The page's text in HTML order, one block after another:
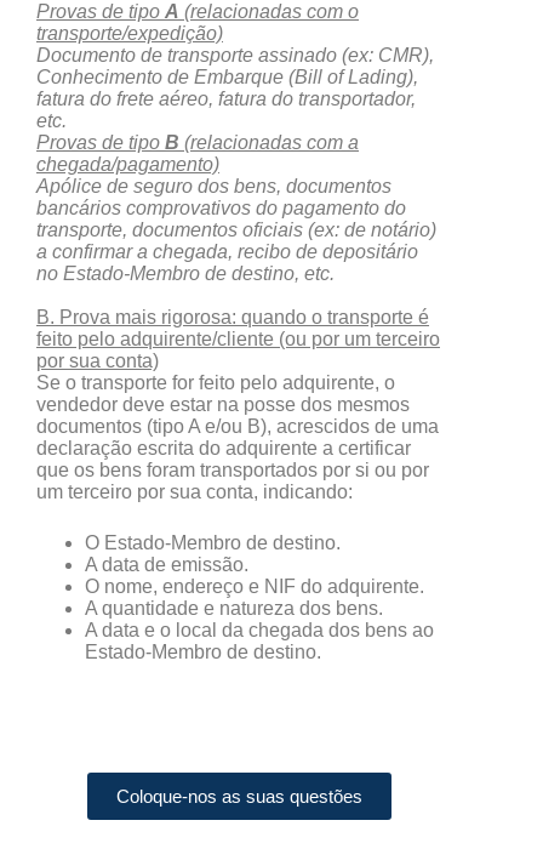
Provas de tipo A (relacionadas com o
transporte/expedição)
Documento de transporte assinado (ex: CMR),
Conhecimento de Embarque (Bill of Lading),
fatura do frete aéreo, fatura do transportador,
etc.
Provas de tipo B (relacionadas com a
chegada/pagamento)
Apólice de seguro dos bens, documentos
bancários comprovativos do pagamento do
transporte, documentos oficiais (ex: de notário)
a confirmar a chegada, recibo de depositário
no Estado-Membro de destino, etc.
B. Prova mais rigorosa: quando o transporte é
feito pelo adquirente/cliente (ou por um terceiro
por sua conta)
Se o transporte for feito pelo adquirente, o
vendedor deve estar na posse dos mesmos
documentos (tipo A e/ou B), acrescidos de uma
declaração escrita do adquirente a certificar
que os bens foram transportados por si ou por
um terceiro por sua conta, indicando:
O Estado-Membro de destino.
A data de emissão.
O nome, endereço e NIF do adquirente.
A quantidade e natureza dos bens.
A data e o local da chegada dos bens ao
Estado-Membro de destino.
Coloque-nos as suas questões